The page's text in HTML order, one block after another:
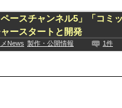
ペースチャンネル5」「コミ
ースタートと開発
News 製作・公開情報 1件